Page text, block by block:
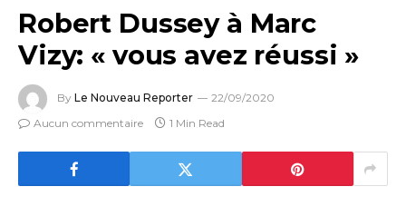
Robert Dussey à Marc
Vizy: « vous avez réussi »
By Le Nouveau Reporter
22/09/2020
Aucun commentaire
1 Min Read